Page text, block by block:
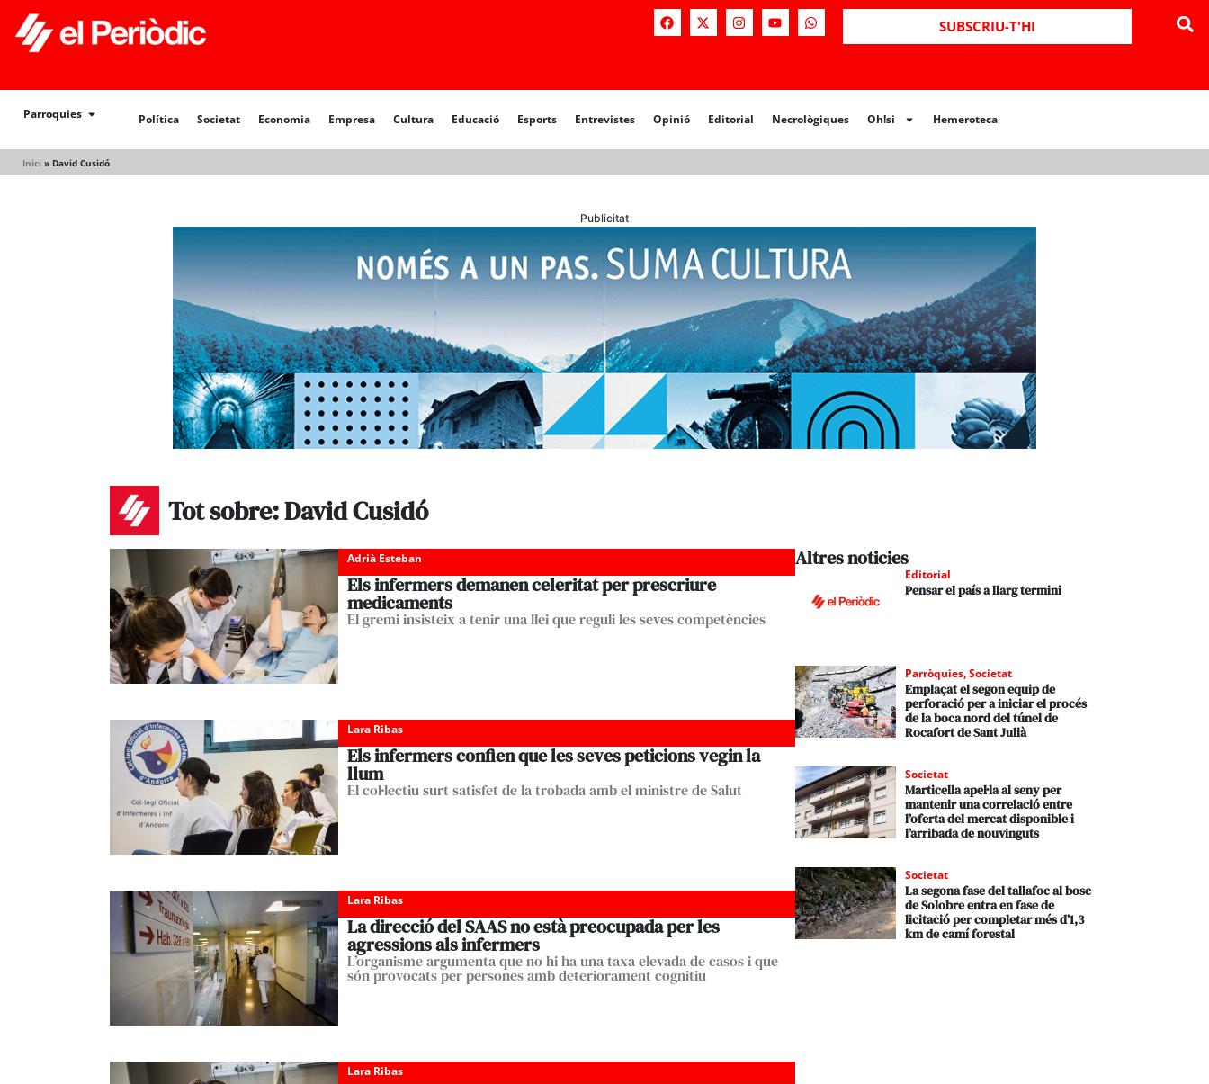
SUBSCRIU-T'HI
Parroquies Política Societat Economia Empresa Cultura Educació Esports Entrevistes Opinió Editorial Necrològiques Oh!si Hemeroteca
Inici » David Cusidó
Política Societat Opinió Editorial Necrològiques Hemeroteca
Publicitat
Tot sobre: David Cusidó
Adrià Esteban
Els infermers demanen celeritat per prescriure
medicaments
El gremi insisteix a tenir una llei que reguli les seves competències
Lara Ribas
Els infermers confien que les seves peticions vegin la
llum
El col·lectiu surt satisfet de la trobada amb el ministre de Salut
Lara Ribas
La direcció del SAAS no està preocupada per les
agressions als infermers
L’organisme argumenta que no hi ha una taxa elevada de casos i que
són provocats per persones amb deteriorament cognitiu
Lara Ribas
Altres noticies
Editorial
Pensar el país a llarg termini
Parròquies,Societat
Emplaçat el segon equip de
perforació per a iniciar el procés
de la boca nord del túnel de
Rocafort de Sant Julià
Societat
Marticella apel·la al seny per
mantenir una correlació entre
l’oferta del mercat disponible i
l’arribada de nouvinguts
Societat
La segona fase del tallafoc al bosc
de Solobre entra en fase de
licitació per completar més d’1,3
km de camí forestal